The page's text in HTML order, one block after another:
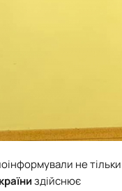
не тільки
здійснює